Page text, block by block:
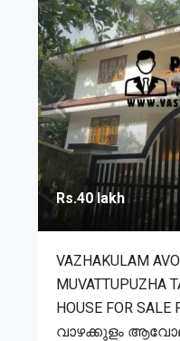
Rs.40 lakh
VAZHAKULAM
MUVATTUPUZHA
HOUSE FOR SALE
വാഴക്കുളം